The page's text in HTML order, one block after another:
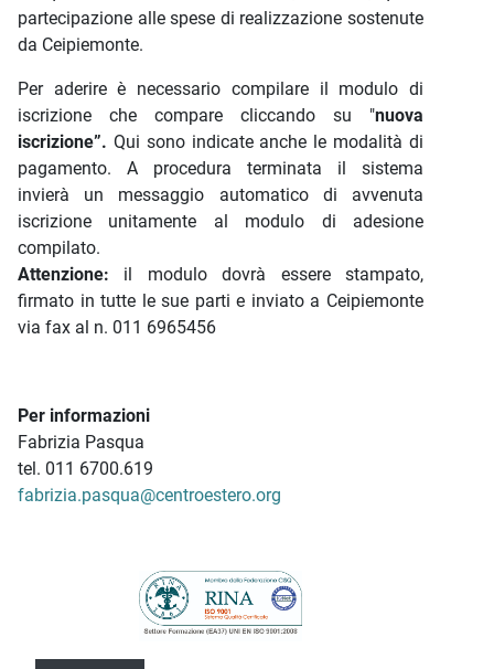
partecipazione alle spese di realizzazione sostenute
da Ceipiemonte.
Per aderire è necessario compilare il modulo di
iscrizione che compare cliccando su "nuova
iscrizione”. Qui sono indicate anche le modalità di
pagamento. A procedura terminata il sistema
invierà un messaggio automatico di avvenuta
iscrizione unitamente al modulo di adesione
compilato.
Attenzione: il modulo dovrà essere stampato,
firmato in tutte le sue parti e inviato a Ceipiemonte
via fax al n. 011 6965456
Per informazioni
Fabrizia Pasqua
tel. 011 6700.619
fabrizia.pasqua@centroestero.org